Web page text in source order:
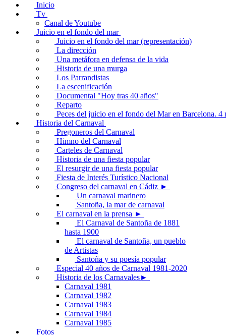
Inicio
Tv
Canal de Youtube
Juicio en el fondo del mar
Juicio en el fondo del mar (representación)
La dirección
Una metáfora en defensa de la vida
Historia de una murga
Los Parrandistas
La escenificación
Documental "Hoy tras 40 años"
Reparto
Peces del juicio en el fondo del Mar en Barcelona. 4
Historia del Carnaval
Pregoneros del Carnaval
Himno del Carnaval
Carteles de Carnaval
Historia de una fiesta popular
El resurgir de una fiesta popular
Fiesta de Interés Turístico Nacional
Congreso del carnaval en Cádiz ►
Un carnaval marinero
Santoña, la mar de carnaval
El carnaval en la prensa ►
El Carnaval de Santoña de 1881
hasta 1900
El carnaval de Santoña, un pueblo
de Artistas
Santoña y su poesía popular
Especial 40 años de Carnaval 1981-2020
Historia de los Carnavales►
Carnaval 1981
Carnaval 1982
Carnaval 1983
Carnaval 1984
Carnaval 1985
Fotos